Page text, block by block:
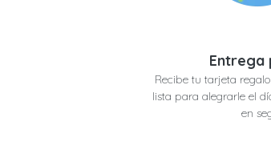
Entrega
Recibe tu tarjeta
lista para alegrarle el
en